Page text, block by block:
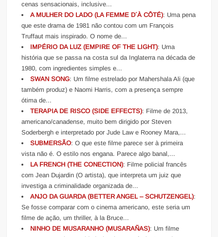
cenas sensacionais, inclusive...
A MULHER DO LADO (LA FEMME D´À CÔTÉ): Uma pena
que este drama de 1981 não contou com um François
Truffaut mais inspirado. O nome de...
IMPÉRIO DA LUZ (EMPIRE OF THE LIGHT): Uma
história que se passa na costa sul da Inglaterra na década de
1980, com ingredientes simples e...
SWAN SONG: Um filme estrelado por Mahershala Ali (que
também produz) e Naomi Harris, com a presença sempre
ótima de...
TERAPIA DE RISCO (SIDE EFFECTS): Filme de 2013,
americano/canadense, muito bem dirigido por Steven
Soderbergh e interpretado por Jude Law e Rooney Mara,...
SUBMERSÃO: O que este filme parece ser à primeira
vista não é. O estilo nos engana. Parece algo banal,...
LA FRENCH (THE CONECTION): Filme policial francês
com Jean Dujardin (O artista), que interpreta um juiz que
investiga a criminalidade organizada de...
ANJO DA GUARDA (BETTER ANGEL – SCHUTZENGEL):
Se fosse comparar com o cinema americano, este seria um
filme de ação, um thriller, à la Bruce...
NINHO DE MUSARANHO (MUSARAÑAS): Um filme